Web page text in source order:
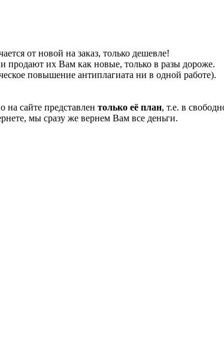
от новой на заказ, только дешевле!
продают их Вам как новые, только в разы дороже.
повышение антиплагиата ни в одной работе).
на сайте представлен только её план, т.е. в
мы сразу же вернем Вам все деньги.